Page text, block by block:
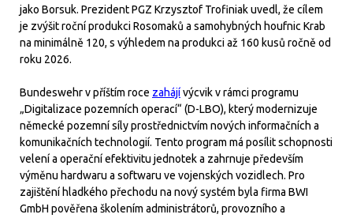
jako Borsuk. Prezident PGZ Krzysztof Trofiniak uvedl, že cílem
je zvýšit roční produkci Rosomaků a samohybných houfnic Krab
na minimálně 120, s výhledem na produkci až 160 kusů ročně od
roku 2026.
Bundeswehr v příštím roce zahájívýcvik v rámci programu
„Digitalizace pozemních operací“ (D-LBO), který modernizuje
německé pozemní síly prostřednictvím nových informačních a
komunikačních technologií. Tento program má posílit schopnosti
velení a operační efektivitu jednotek a zahrnuje především
výměnu hardwaru a softwaru ve vojenských vozidlech. Pro
zajištění hladkého přechodu na nový systém byla firma BWI
GmbH pověřena školením administrátorů, provozního a